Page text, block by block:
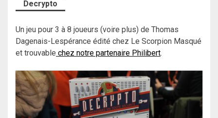
Decrypto
Un jeu pour 3 à 8 joueurs (voire plus) de Thomas
Dagenais-Lespérance édité chez Le Scorpion Masqué
et trouvable chez notre partenaire Philibert.